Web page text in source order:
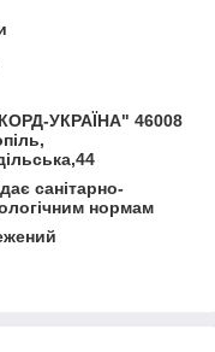
УКРАЇНА" 46008
санітарно-
нормам